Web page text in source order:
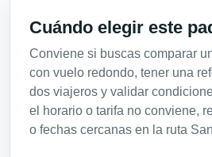
Cuándo elegir este
Conviene si buscas comparar
con vuelo redondo, tener una
dos viajeros y validar
el horario o tarifa no conviene,
o fechas cercanas en la ruta